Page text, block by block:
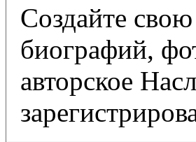
Создайте
биографий,
авторское